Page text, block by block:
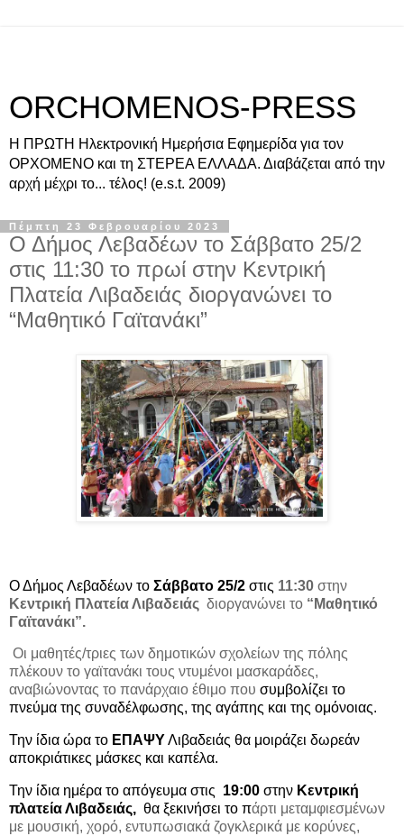
ORCHOMENOS-PRESS
Η ΠΡΩΤΗ Ηλεκτρονική Ημερήσια Εφημερίδα για τον
ΟΡΧΟΜΕΝΟ και τη ΣΤΕΡΕΑ ΕΛΛΑΔΑ. Διαβάζεται από την
αρχή μέχρι το... τέλος! (e.s.t. 2009)
Πέμπτη 23 Φεβρουαρίου 2023
Ο Δήμος Λεβαδέων το Σάββατο 25/2
στις 11:30 το πρωί στην Κεντρική
Πλατεία Λιβαδειάς διοργανώνει το
“Μαθητικό Γαϊτανάκι”
Ο Δήμος Λεβαδέων το Σάββατο 25/2 στις 11:30 στην
Κεντρική Πλατεία Λιβαδειάς διοργανώνει το “Μαθητικό
Γαϊτανάκι”.
Οι μαθητές/τριες των δημοτικών σχολείων της πόλης
πλέκουν το γαϊτανάκι τους ντυμένοι μασκαράδες,
αναβιώνοντας το πανάρχαιο έθιμο που συμβολίζει το
πνεύμα της συναδέλφωσης, της αγάπης και της ομόνοιας.
Την ίδια ώρα το ΕΠΑΨΥΛιβαδειάς θα μοιράζει δωρεάν
αποκριάτικες μάσκες και καπέλα.
Την ίδια ημέρα το απόγευμα στις 19:00 στην Κεντρική
πλατεία Λιβαδειάς, θα ξεκινήσει το πάρτι μεταμφιεσμένων
με μουσική, χορό, εντυπωσιακά ζογκλερικά με κορύνες,